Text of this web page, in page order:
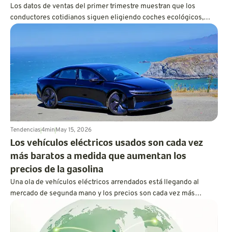
Los datos de ventas del primer trimestre muestran que los
conductores cotidianos siguen eligiendo coches ecológicos,
pero la practicidad, la asequibilidad y la flexibilidad de los
Tendencias4minMay 15, 2026
Los vehículos eléctricos usados son cada vez
más baratos a medida que aumentan los
precios de la gasolina
Una ola de vehículos eléctricos arrendados está llegando al
mercado de segunda mano y los precios son cada vez más
atractivos. Para el conductor adecuado, la conducción eléctrica
finalmente puede parecer menos costosa y más práctica.